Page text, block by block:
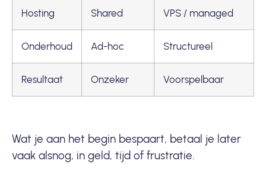
Hosting Shared VPS / managed
Onderhoud Ad-hoc Structureel
Resultaat Onzeker Voorspelbaar
Wat je aan het begin bespaart, betaal je later
vaak alsnog, in geld, tijd of frustratie.